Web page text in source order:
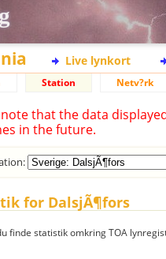
Live lynkort
Station Netv?rk
note that the data
in the future.
for DalsjÃ¶fors
finde statistik omkring TOA